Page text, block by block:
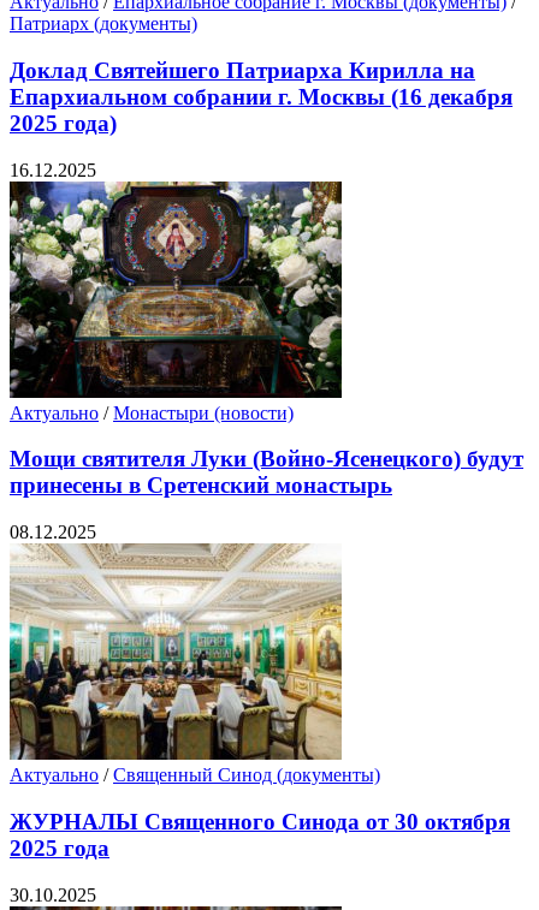
Патриарх (документы)
Доклад Святейшего Патриарха Кирилла на
Епархиальном собрании г. Москвы (16 декабря
2025 года)
16.12.2025
Актуально /Монастыри (новости)
Мощи святителя Луки (Войно-Ясенецкого) будут
принесены в Сретенский монастырь
08.12.2025
Актуально /Священный Синод (документы)
ЖУРНАЛЫ Священного Синода от 30 октября
2025 года
30.10.2025